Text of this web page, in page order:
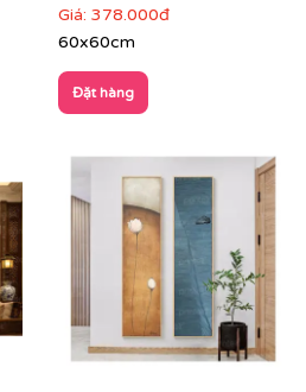
Giá: 378.000đ
60x60cm
Đặt hàng